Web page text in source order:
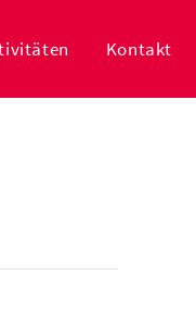
Kontakt